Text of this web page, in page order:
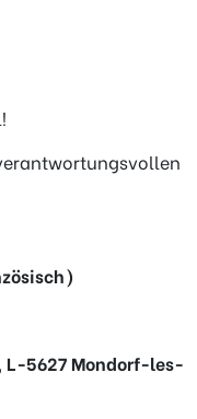
L-5627 Mondorf-les-